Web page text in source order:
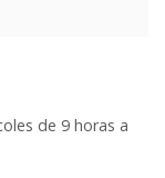
de 9 horas a